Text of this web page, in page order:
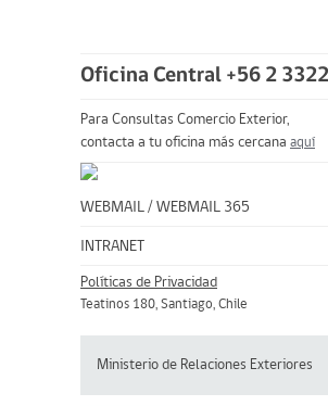
Oficina Central +56 2
Para Consultas Comercio Exterior,
contacta a tu oficina más cercana aquí
WEBMAIL / WEBMAIL 365
INTRANET
Políticas de Privacidad
Teatinos 180, Santiago, Chile
Ministerio de Relaciones Exteriores